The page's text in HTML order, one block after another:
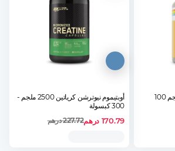
سولاراي ل-أرجينين 500 مجم 100
أوبتيموم نيوترشن كرياتين 2500 ملجم -
300 كبسولة
170.79 درهم227.72درهم